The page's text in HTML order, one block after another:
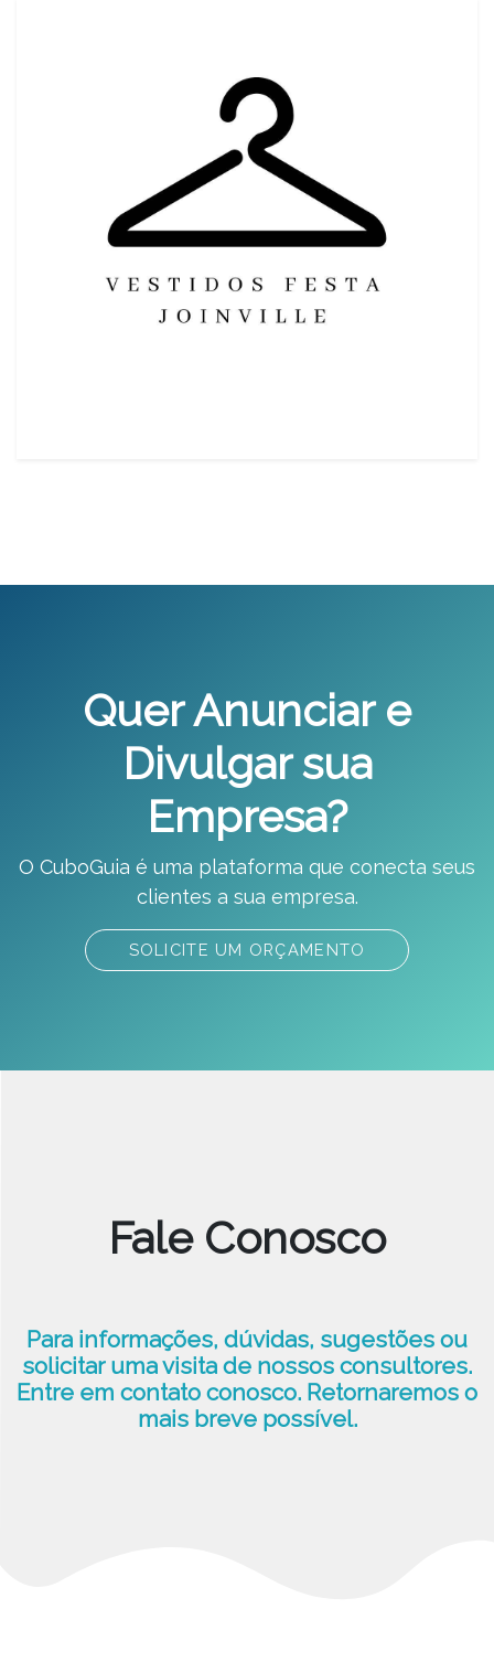
Quer Anunciar e
Divulgar sua
Empresa?
O CuboGuia é uma plataforma que conecta seus
clientes a sua empresa.
SOLICITE UM ORÇAMENTO
Fale Conosco
Para informações, dúvidas, sugestões ou
solicitar uma visita de nossos consultores.
Entre em contato conosco. Retornaremos o
mais breve possível.